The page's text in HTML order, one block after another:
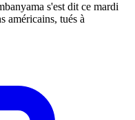
s'est dit ce mardi
américains, tués à